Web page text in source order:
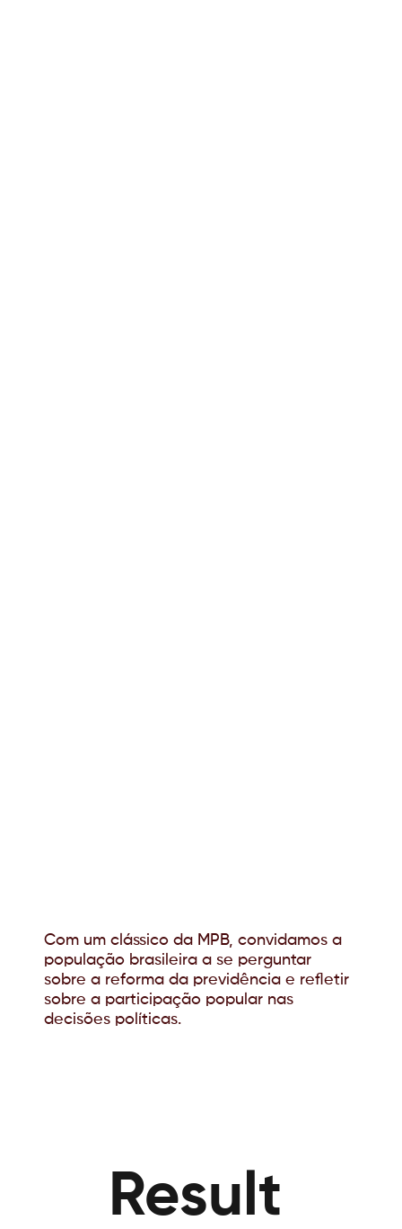
Com um clássico da MPB, convidamos a
população brasileira a se perguntar
sobre a reforma da previdência e refletir
sobre a participação popular nas
decisões políticas.
Result